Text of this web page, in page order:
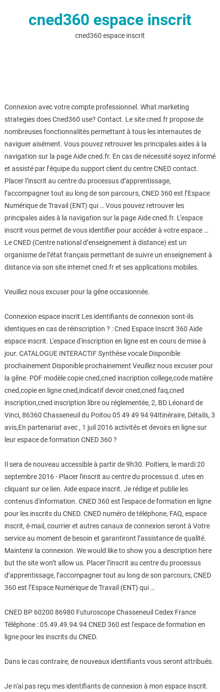
cned360 espace inscrit
cned360 espace inscrit
Connexion avec votre compte professionnel. What marketing
strategies does Cned360 use? Contact. Le site cned.fr propose de
nombreuses fonctionnalités permettant à tous les internautes de
naviguer aisément. Vous pouvez retrouver les principales aides à la
navigation sur la page Aide cned.fr. En cas de nécessité soyez informé
et assisté par l’équipe du support client du centre CNED contact.
Placer l’inscrit au centre du processus d’apprentissage,
l’accompagner tout au long de son parcours, CNED 360 est l’Espace
Numérique de Travail (ENT) qui … Vous pouvez retrouver les
principales aides à la navigation sur la page Aide cned.fr. L’espace
inscrit vous permet de vous identifier pour accéder à votre espace …
Le CNED (Centre national d’enseignement à distance) est un
organisme de l’état français permettant de suivre un enseignement à
distance via son site internet cned.fr et ses applications mobiles.
Veuillez nous excuser pour la gêne occasionnée.
Connexion espace inscrit Les identifiants de connexion sont-ils
identiques en cas de réinscription ? : Cned Espace Inscrit 360 Aide
espace inscrit. L'espace d'inscription en ligne est en cours de mise à
jour. CATALOGUE INTERACTIF Synthèse vocale Disponible
prochainement Disponible prochainement Veuillez nous excuser pour
la gêne. PDF modèle copie cned,cned inscription college,code matière
cned,copie en ligne cned,indicatif devoir cned,cned faq,cned
inscription,cned inscription libre ou réglementée, 2, BD Léonard de
Vinci, 86360 Chasseneuil du Poitou 05 49 49 94 94Itinéraire, Détails, 3
avis,En partenariat avec , 1 juil 2016 activités et devoirs en ligne sur
leur espace de formation CNED 360 ?
Il sera de nouveau accessible à partir de 9h30. Poitiers, le mardi 20
septembre 2016 - Placer l'inscrit au centre du processus d. utes en
cliquant sur ce lien. Aide espace inscrit. Je rédige et publie les
contenus d'information. CNED 360 est l'espace de formation en ligne
pour les inscrits du CNED. CNED numéro de téléphone, FAQ, espace
inscrit, é-mail, courrier et autres canaux de connexion seront à Votre
service au moment de besoin et garantiront l’assistance de qualité.
Maintenir la connexion. We would like to show you a description here
but the site won’t allow us. Placer l’inscrit au centre du processus
d’apprentissage, l’accompagner tout au long de son parcours, CNED
360 est l’Espace Numérique de Travail (ENT) qui …
CNED BP 60200 86980 Futuroscope Chasseneuil Cedex France
Téléphone : 05.49.49.94.94 CNED 360 est l'espace de formation en
ligne pour les inscrits du CNED.
Dans le cas contraire, de nouveaux identifiants vous seront attribués.
Je n'ai pas reçu mes identifiants de connexion à mon espace inscrit.